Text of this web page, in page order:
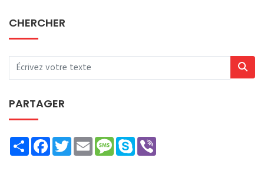
CHERCHER
PARTAGER
ShareFacebookTwitterEmailMessage
Skype